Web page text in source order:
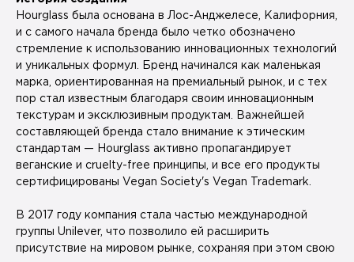
Hourglass была основана в Лос-Анджелесе, Калифорния,
и с самого начала бренда было четко обозначено
стремление к использованию инновационных технологий
и уникальных формул. Бренд начинался как маленькая
марка, ориентированная на премиальный рынок, и с тех
пор стал известным благодаря своим инновационным
текстурам и эксклюзивным продуктам. Важнейшей
составляющей бренда стало внимание к этическим
стандартам — Hourglass активно пропагандирует
веганские и cruelty-free принципы, и все его продукты
сертифицированы Vegan Society's Vegan Trademark.
В 2017 году компания стала частью международной
группы Unilever, что позволило ей расширить
присутствие на мировом рынке, сохраняя при этом свою